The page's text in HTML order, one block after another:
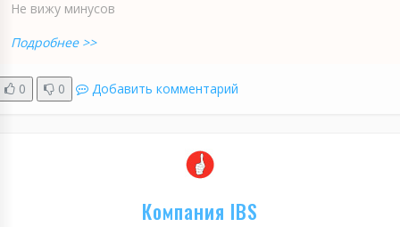
Не вижу минусов
Подробнее >>
0 0 Добавить комментарий
Компания IBS